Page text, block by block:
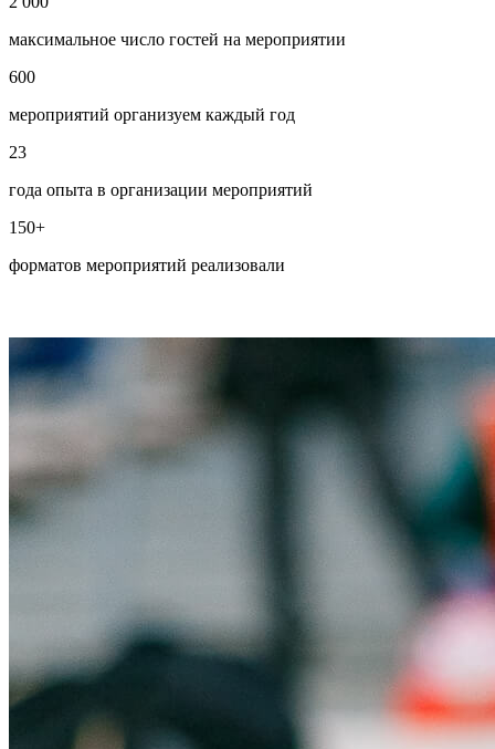
максимальное число гостей на мероприятии
600
мероприятий организуем каждый год
23
года опыта в организации мероприятий
150+
форматов мероприятий реализовали